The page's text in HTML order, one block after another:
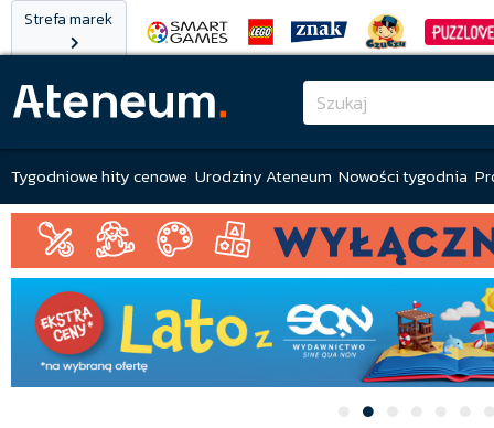
Strefa marek
Tygodniowe hity cenowe Urodziny Ateneum Nowości tygodnia